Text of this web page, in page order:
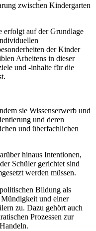
zwischen Kindergarten
erfolgt auf der Grundlage
der Kinder
Arbeitens in dieser
und -inhalte für die
sie Wissenserwerb und
und deren
und überfachlichen
hinaus Intentionen,
Schüler gerichtet sind
werden müssen.
Bildung als
und einer
zu. Dazu gehört auch
Prozessen zur